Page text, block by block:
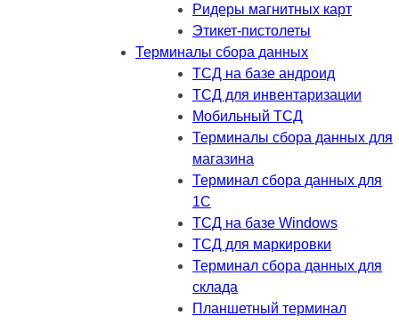
Ридеры магнитных карт
Этикет-пистолеты
Терминалы сбора данных
ТСД на базе андроид
ТСД для инвентаризации
Мобильный ТСД
Терминалы сбора данных для
магазина
Терминал сбора данных для
1C
ТСД на базе Windows
ТСД для маркировки
Терминал сбора данных для
склада
Планшетный терминал